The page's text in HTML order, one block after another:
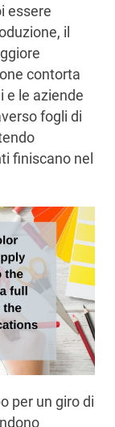
essere
il
contorta
e le aziende
fogli di
finiscano nel
per un giro di